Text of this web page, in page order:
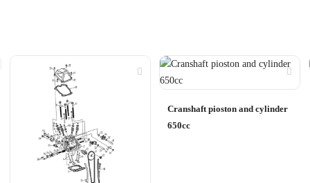
Cranshaft pioston and cylinder
650cc